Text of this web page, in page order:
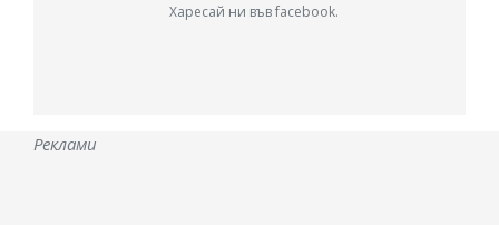
Харесай ни във facebook.
Реклами